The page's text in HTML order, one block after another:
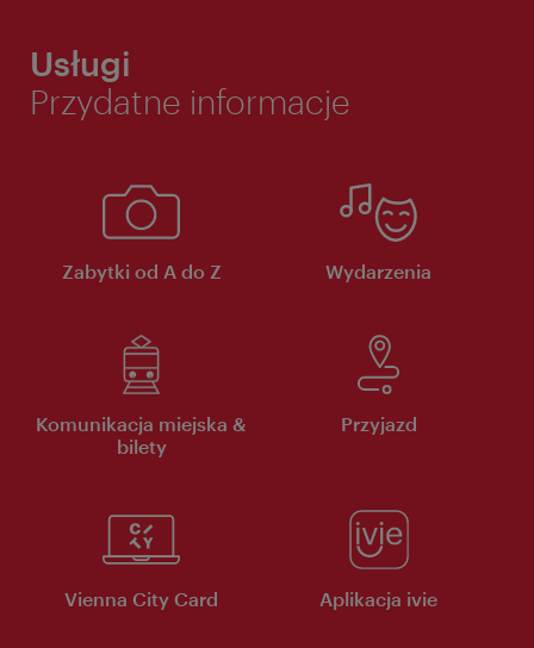
Usługi
Przydatne informacje
Zabytki od A do Z Wydarzenia
Komunikacja miejska &
bilety
Przyjazd
Vienna City Card Aplikacja ivie